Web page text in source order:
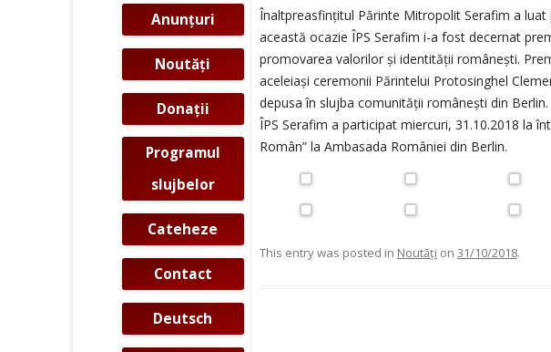
Înaltpreasfințitul Părinte Mitropolit Serafim a luat
această ocazie ÎPS Serafim i-a fost decernat
promovarea valorilor şi identităţii româneşti.
aceleiaşi ceremonii Părintelui Protosinghel
depusa în slujba comunității româneşti din Berlin.
ÎPS Serafim a participat miercuri, 31.10.2018 la
Român” la Ambasada României din Berlin.
This entry was posted in Noutăţi on 31/10/2018.
Anunţuri
Noutăţi
Donaţii
Programul
slujbelor
Cateheze
Contact
Deutsch